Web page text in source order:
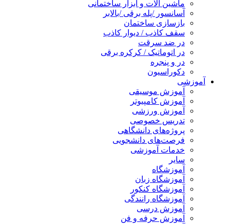
ماشین آلات و ابزار ساختمانی
آسانسور /پله برقی /بالابر
بازسازی ساختمان
سقف کاذب / دیوار کاذب
در ضد سرقت
در اتوماتیک / کرکره برقی
در و پنجره
دکوراسیون
آموزشی
آموزش موسیقی
آموزش کامپیوتر
آموزش ورزشی
تدریس خصوصی
پروژه‌های دانشگاهی
فرصت‌های دانشجویی
خدمات آموزشی
سایر
آموزشگاه
آموزشگاه زبان
آموزشگاه کنکور
آموزشگاه رانندگی
آموزش درسی
آموزش حرفه و فن